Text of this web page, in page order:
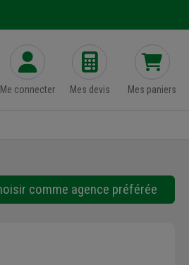
Me connecter Mes devis Mes paniers
comme agence préférée